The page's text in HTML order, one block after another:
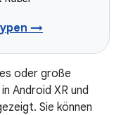
→
oder große
Android XR und
Sie können